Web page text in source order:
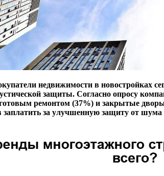
недвижимости в новостройках
защиты. Согласно опросу
ремонтом (37%) и закрытые
за улучшенную защиту от шума